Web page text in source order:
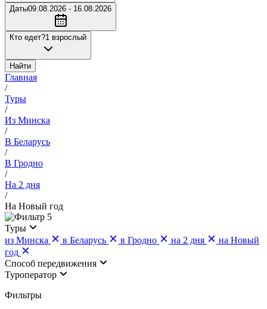
Даты09.08.2026 - 16.08.2026
Кто едет?1 взрослый
Найти
Главная
/
Туры
/
Из Минска
/
В Беларусь
/
В Гродно
/
На 2 дня
/
На Новый год
5
Туры
из Минска
в Беларусь в Гродно на 2 дня
на Новый
год
Cпособ передвижения
Туроператор
Фильтры